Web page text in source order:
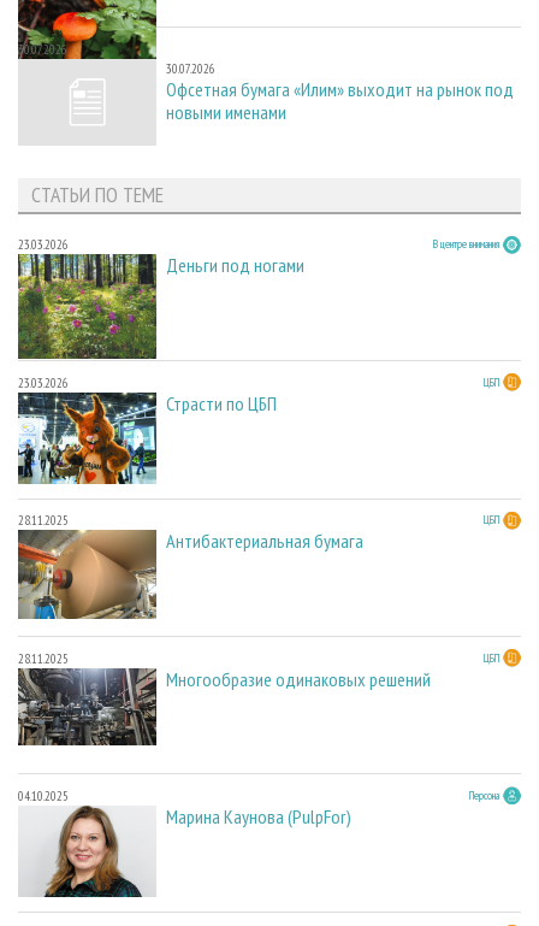
30.07.2026
30.07.2026
Офсетная бумага «Илим» выходит на рынок под
новыми именами
СТАТЬИ ПО ТЕМЕ
23.03.2026 В центре внимания
Деньги под ногами
23.03.2026 ЦБП
Страсти по ЦБП
28.11.2025 ЦБП
Антибактериальная бумага
28.11.2025 ЦБП
Многообразие одинаковых решений
04.10.2025 Персона
Марина Каунова (PulpFor)